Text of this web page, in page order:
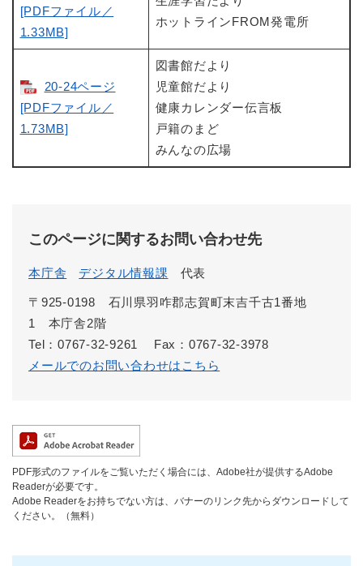
[PDFファイル／
1.33MB]
ホットラインFROM発電所
20-24ページ
[PDFファイル／
1.73MB]
図書館だより
児童館だより
健康カレンダー伝言板
戸籍のまど
みんなの広場
このページに関するお問い合わせ先
本庁舎 デジタル情報課 代表
〒925-0198 石川県羽咋郡志賀町末吉千古1番地
1 本庁舎2階
Tel：0767-32-9261
Fax：0767-32-3978
メールでのお問い合わせはこちら
PDF形式のファイルをご覧いただく場合には、Adobe社が提供するAdobe
Readerが必要です。
Adobe Readerをお持ちでない方は、バナーのリンク先からダウンロードして
ください。（無料）